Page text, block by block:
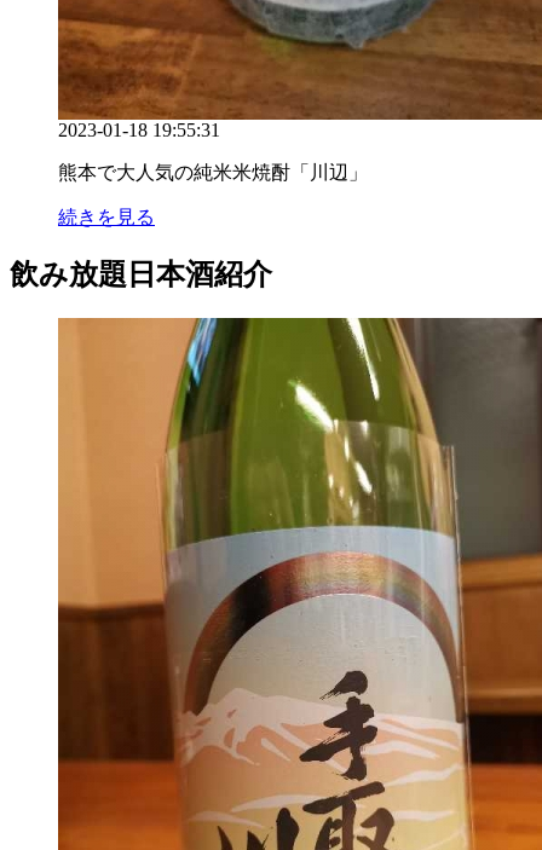
2023-01-18 19:55:31
熊本で大人気の純米米焼酎「川辺」
続きを見る
飲み放題日本酒紹介